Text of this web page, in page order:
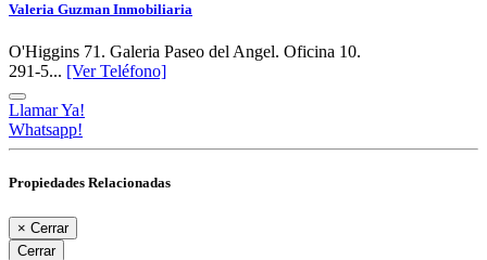
Valeria Guzman Inmobiliaria
O'Higgins 71. Galeria Paseo del Angel. Oficina 10.
291-5... [Ver Teléfono]
Llamar Ya!
Whatsapp!
Propiedades Relacionadas
× Cerrar
Cerrar